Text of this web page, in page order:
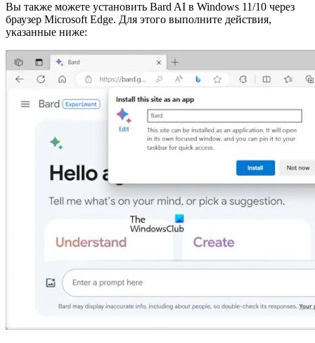
Вы также можете установить Bard AI в Windows 11/10 через
браузер Microsoft Edge. Для этого выполните действия,
указанные ниже: